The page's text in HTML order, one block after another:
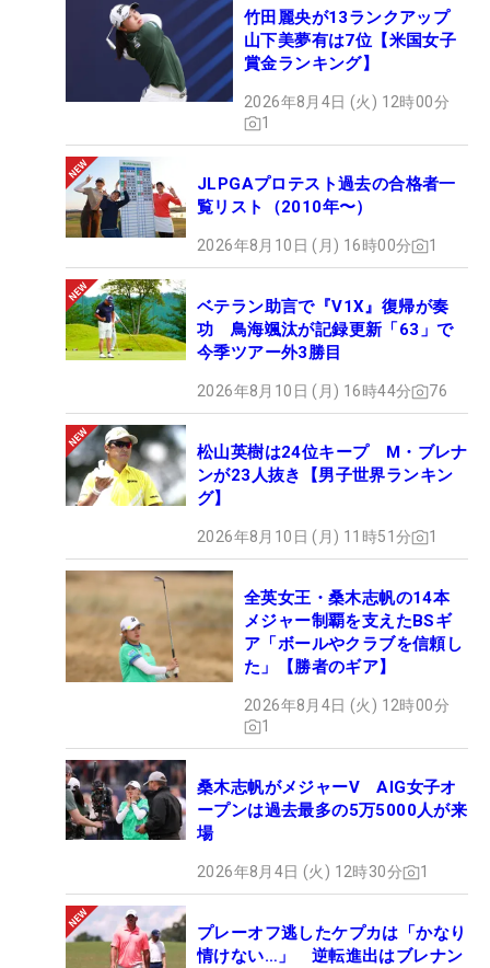
竹田麗央が13ランクアップ
山下美夢有は7位【米国女子
賞金ランキング】
2026年8月4日 (火) 12時00分
1
JLPGAプロテスト過去の合格者一
覧リスト（2010年〜）
2026年8月10日 (月) 16時00分 1
ベテラン助言で『V1X』復帰が奏
功 鳥海颯汰が記録更新「63」で
今季ツアー外3勝目
2026年8月10日 (月) 16時44分 76
松山英樹は24位キープ M・ブレナ
ンが23人抜き【男子世界ランキン
グ】
2026年8月10日 (月) 11時51分 1
全英女王・桑木志帆の14本
メジャー制覇を支えたBSギ
ア「ボールやクラブを信頼し
た」【勝者のギア】
2026年8月4日 (火) 12時00分
1
桑木志帆がメジャーV AIG女子オ
ープンは過去最多の5万5000人が来
場
2026年8月4日 (火) 12時30分 1
プレーオフ逃したケプカは「かなり
情けない…」 逆転進出はブレナン